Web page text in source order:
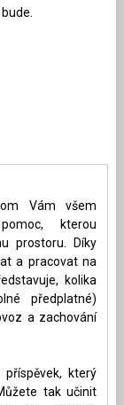
Vám všem
kterou
prostoru. Díky
a pracovat na
kolika
předplatné)
a zachování
který
tak učinit